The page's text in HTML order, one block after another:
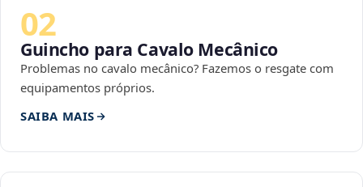
02
Guincho para Cavalo Mecânico
Problemas no cavalo mecânico? Fazemos o resgate com
equipamentos próprios.
SAIBA MAIS